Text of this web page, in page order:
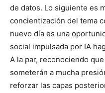
de datos. Lo siguiente es
concientización del tema
nuevo día es una
social impulsada por IA
A la par, reconociendo
someterán a mucha
reforzar las capas